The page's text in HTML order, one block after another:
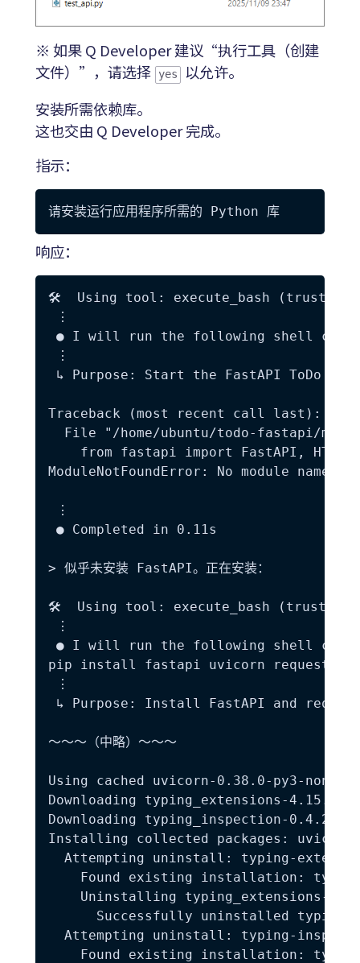
※ 如果 Q Developer 建议“执行工具（创建
文件）”，请选择
yes
以允许。
安装所需依赖库。
这也交由 Q Developer 完成。
指示：
响应：
🛠️  Using tool: execute_bash (trusted)
⋮
● I will run the following shell
⋮
↳ Purpose: Start the FastAPI ToDo
Traceback (most recent call last):
File "/home/ubuntu/todo-fastapi/
from fastapi import FastAPI,
ModuleNotFoundError: No module
⋮
● Completed in 0.11s
> 似乎未安装 FastAPI。正在安装：
🛠️  Using tool: execute_bash (trusted)
⋮
● I will run the following shell
pip install fastapi uvicorn requests
⋮
↳ Purpose: Install FastAPI and
～～～（中略）～～～
Using cached uvicorn-0.38.0-py3-none-
Downloading typing_extensions-4.15.0-
Downloading typing_inspection-0.4.2-
Installing collected packages:
Attempting uninstall: typing-
Found existing installation:
Uninstalling typing_extensions-
Successfully uninstalled
Attempting uninstall: typing-
Found existing installation: